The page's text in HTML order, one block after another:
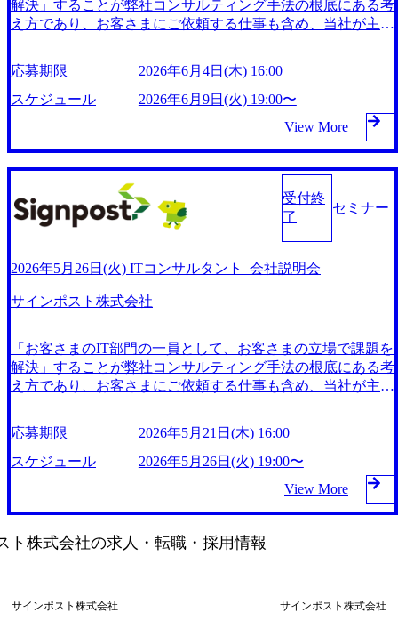
cf-9194-2aadb9aab44a_1200x584.webp 新卒採用・キャリア採
用、それぞれのスタートに合わせた研修制度を整備 社員の
ながらスキルを磨くことができる。 ​ サインポストでは資格
取得支援制度を設けており、社員がさまざまな資格を取得し
ております。 以前までは約70%が資格を所持していました
が、現在では社員が急増しているため一時的に割合が下がっ
ており40.3%。 *システムアナリスト、PMP、銀行業務検定
など他多数 住宅手当や引っ越し補助など、社員の生活をサ
ポートする福利厚生が充実している。 ​ リフレッシュ休暇と
お祝い金を贈呈するなど、社員の長期的なキャリア形成を支
援している。 ​ 月の残業時間平均 20.5 時間 2026年6月23日
(火) 19:00〜20:00 2026年6月18日(木) 16:00 オンライン会社説
明会を開催いたします。 業界理解を深めたい方や、まずは
情報収集から始めたい方にもご参加いただきやすい内容とな
っております。 ※応募意思は不問です。 ※本説明会は未経
験者向けの内容となっております。 ※各回同内容です。 ●
業界(銀行・保険・クレジットカード・資産運用会社など)の
大手から中小企業に対して、ITを活用した課題解決を支援す
るコンサルティング業務をご担当いただきます。 【具体的
まで幅広く携わります。単なる実行支援にとどまらず、お客
様と同じ立場・視点で考え、課題の本質を捉えたうえで改善
提案や具体的な施策を立案し推進します。システム導入後も
継続的にフォローし、「困った時はまず相談したい」と思わ
れるような信頼されるパートナーを目指します。 オンライ
ン(Zoom) ※画面/音声はオフでも問題ございません。 ITコン
サルタント職に興味のある方
解決」することが弊社コンサルティング手法の根底にある考
え方であり、お客さまにご依頼する仕事も含め、当社が主体
体的な作業を進めます。 事業内容 コンサルティング事業 (ht
tps://signpost.co.jp/business/consulting)：金融機関や公共機関向
けに情報化戦略、システム化構想、業務改善を提案し、実行
支援を行う イノベーション事業 (https://signpost.co.jp/business/i
nnovation)：AI技術を活用した無人レジシステム「ワンダー
レジ」など、先進的な製品を提供し、デジタル変革を推進 D
X・地方共創事業 (https://signpost.co.jp/business/co-creation)：地
域社会の課題解決に取り組み、地域経済の生産性向上とサス
テナビリティに貢献 2017年11月に上場を果たしている サイ
ンポスト株式会社は、金融機関や公共機関向けのコンサルテ
までサポートしている。 独自開発の人工知能「SPAI」を活
社会問題の解決や地域創生に取り組んでいる。 2025年2月時
長企業である。 https://storage.googleapis.com/our-vision-producti
on.appspot.com/public/images/20251216202924_f72201da-c53f-4c
cf-9194-2aadb9aab44a_1200x584.webp 新卒採用・キャリア採
用、それぞれのスタートに合わせた研修制度を整備 社員の
ながらスキルを磨くことができる。 ​ サインポストでは資格
取得支援制度を設けており、社員がさまざまな資格を取得し
ております。 以前までは約70%が資格を所持していました
が、現在では社員が急増しているため一時的に割合が下がっ
ており40.3%。 *システムアナリスト、PMP、銀行業務検定
ポートする福利厚生が充実している。 ​ リフレッシュ休暇と
19:00〜20:00 2026年6月4日(木) 16:00 オンライン会社説明会
応募期限
2026年6月4日(木) 16:00
スケジュール
2026年6月9日(火) 19:00〜
View More
受付終
了
セミナー
2026年5月26日(火) ITコンサルタント_会社説明会
サインポスト株式会社
「お客さまのIT部門の一員として、お客さまの立場で課題を
解決」することが弊社コンサルティング手法の根底にある考
え方であり、お客さまにご依頼する仕事も含め、当社が主体
体的な作業を進めます。 事業内容 コンサルティング事業 (ht
tps://signpost.co.jp/business/consulting)：金融機関や公共機関向
けに情報化戦略、システム化構想、業務改善を提案し、実行
支援を行う イノベーション事業 (https://signpost.co.jp/business/i
nnovation)：AI技術を活用した無人レジシステム「ワンダー
レジ」など、先進的な製品を提供し、デジタル変革を推進 D
X・地方共創事業 (https://signpost.co.jp/business/co-creation)：地
域社会の課題解決に取り組み、地域経済の生産性向上とサス
ィング事業を展開し、情報化戦略や業務改善を提案し、実行
応募期限
2026年5月21日(木) 16:00
スケジュール
2026年5月26日(火) 19:00〜
View More
ト株式会社の求人・転職・採用情報
サインポスト株式会社 サインポスト株式会社